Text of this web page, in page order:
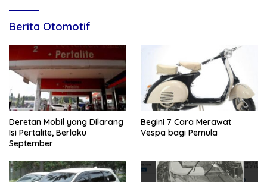
Berita Otomotif
Deretan Mobil yang Dilarang
Isi Pertalite, Berlaku
September
Begini 7 Cara Merawat
Vespa bagi Pemula